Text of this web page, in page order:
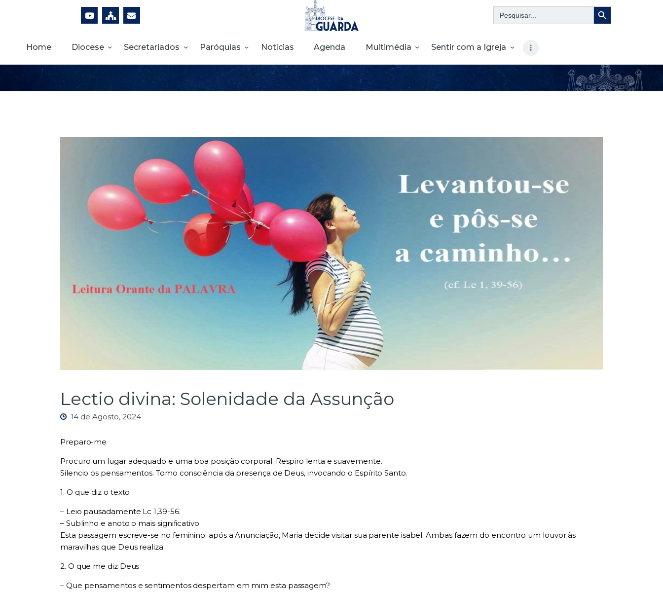
Search
for:
Search Button
Home Diocese Secretariados Paróquias Notícias Agenda Multimédia Sentir com a Igreja
PARÓQUIAS
MULTIMÉDIA
SENTIR COM A
IGREJA
CONTACTOS
Lectio divina: Solenidade da Assunção
14 de Agosto, 2024
Preparo-me
Procuro um lugar adequado e uma boa posição corporal. Respiro lenta e suavemente.
Silencio os pensamentos. Tomo consciência da presença de Deus, invocando o Espírito Santo.
1. O que diz o texto
– Leio pausadamente Lc 1,39-56.
– Sublinho e anoto o mais significativo.
Esta passagem escreve-se no feminino: após a Anunciação, Maria decide visitar sua parente isabel. Ambas fazem do encontro um louvor às
maravilhas que Deus realiza.
2. O que me diz Deus
– Que pensamentos e sentimentos despertam em mim esta passagem?